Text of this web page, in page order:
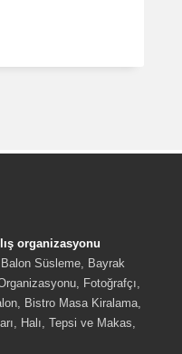
organizasyonu
Süsleme, Bayrak
Fotoğrafçı,
Bistro Masa Kiralama,
Halı, Tepsi ve Makas,